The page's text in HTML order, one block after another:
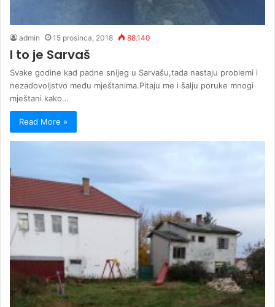
admin 15 prosinca, 2018 88.140
I to je Sarvaš
Svake godine kad padne snijeg u Sarvašu,tada nastaju problemi i
nezadovoljstvo među mještanima.Pitaju me i šalju poruke mnogi
mještani kako…
Read More »